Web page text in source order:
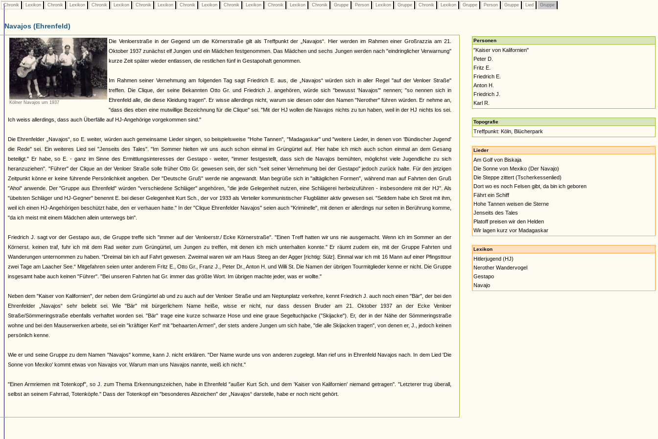
Chronik Lexikon Chronik Lexikon Chronik Lexikon Chronik Lexikon Chronik Lexikon Chronik Lexikon Chronik Lexikon Chronik Gruppe Person Lexikon Gruppe Chronik Lexikon Gruppe Person Gruppe Lied Gruppe
Navajos (Ehrenfeld)
Kölner Navajos um 1937
Die Venloerstraße in der Gegend um die Körnerstraße gilt als Treffpunkt der „Navajos“. Hier werden im Rahmen einer Großrazzia am 21.
Oktober 1937 zunächst elf Jungen und ein Mädchen festgenommen. Das Mädchen und sechs Jungen werden nach "eindringlicher Verwarnung"
kurze Zeit später wieder entlassen, die restlichen fünf in Gestapohaft genommen.
Im Rahmen seiner Vernehmung am folgenden Tag sagt Friedrich E. aus, die „Navajos“ würden sich in aller Regel "auf der Venloer Straße"
treffen. Die Clique, der seine Bekannten Otto Gr. und Friedrich J. angehören, würde sich "bewusst 'Navajos'" nennen; "so nennen sich in
Ehrenfeld alle, die diese Kleidung tragen". Er wisse allerdings nicht, warum sie diesen oder den Namen "Nerother" führen würden. Er nehme an,
"dass dies eben eine mutwillige Bezeichnung für die Clique" sei. "Mit der HJ wollen die Navajos nichts zu tun haben, weil in der HJ nichts los sei.
Ich weiss allerdings, dass auch Überfälle auf HJ-Angehörige vorgekommen sind."
Die Ehrenfelder „Navajos“, so E. weiter, würden auch gemeinsame Lieder singen, so beispielsweise "Hohe Tannen", "Madagaskar" und "weitere Lieder, in denen von 'Bündischer Jugend'
die Rede" sei. Ein weiteres Lied sei "Jenseits des Tales". "Im Sommer hielten wir uns auch schon einmal im Grüngürtel auf. Hier habe ich mich auch schon einmal an dem Gesang
beteiligt." Er habe, so E. - ganz im Sinne des Ermittlungsinteresses der Gestapo - weiter, "immer festgestellt, dass sich die Navajos bemühten, möglichst viele Jugendliche zu sich
heranzuziehen". "Führer" der Clique an der Venloer Straße solle früher Otto Gr. gewesen sein, der sich "seit seiner Vernehmung bei der Gestapo" jedoch zurück halte. Für den jetzigen
Zeitpunkt könne er keine führende Persönlichkeit angeben. Der "Deutsche Gruß" werde nie angewandt. Man begrüße sich in "alltäglichen Formen", während man auf Fahrten den Gruß
"Ahoi" anwende. Der "Gruppe aus Ehrenfeld" würden "verschiedene Schläger" angehören, "die jede Gelegenheit nutzen, eine Schlägerei herbeizuführen - insbesondere mit der HJ". Als
"übelsten Schläger und HJ-Gegner" benennt E. bei dieser Gelegenheit Kurt Sch., der vor 1933 als Verteiler kommunistischer Flugblätter aktiv gewesen sei. "Seitdem habe ich Streit mit ihm,
weil ich einen HJ-Angehörigen beschützt habe, den er verhauen hatte." In der "Clique Ehrenfelder Navajos" seien auch "Kriminelle", mit denen er allerdings nur selten in Berührung komme,
"da ich meist mit einem Mädchen allein unterwegs bin".
Friedrich J. sagt vor der Gestapo aus, die Gruppe treffe sich "immer auf der Venloerstr./ Ecke Körnerstraße". "Einen Treff hatten wir uns nie ausgemacht. Wenn ich im Sommer an der
Körnerst. keinen traf, fuhr ich mit dem Rad weiter zum Grüngürtel, um Jungen zu treffen, mit denen ich mich unterhalten konnte." Er räumt zudem ein, mit der Gruppe Fahrten und
Wanderungen unternommen zu haben. "Dreimal bin ich auf Fahrt gewesen. Zweimal waren wir am Haus Steeg an der Agger [richtig: Sülz]. Einmal war ich mit 16 Mann auf einer Pfingsttour
zwei Tage am Laacher See.“ Mitgefahren seien unter anderem Fritz E., Otto Gr., Franz J., Peter Dr., Anton H. und Willi St. Die Namen der übrigen Tourmitglieder kenne er nicht. Die Gruppe
insgesamt habe auch keinen "Führer". "Bei unseren Fahrten hat Gr. immer das größte Wort. Im übrigen machte jeder, was er wollte."
Neben dem "Kaiser von Kalifornien", der neben dem Grüngürtel ab und zu auch auf der Venloer Straße und am Neptunplatz verkehre, kennt Friedrich J. auch noch einen "Bär", der bei den
Ehrenfelder „Navajos“ sehr beliebt sei. Wie "Bär" mit bürgerlichem Name heiße, wisse er nicht, nur dass dessen Bruder am 21. Oktober 1937 an der Ecke Venloer
Straße/Sömmeringstraße ebenfalls verhaftet worden sei. "Bär" trage eine kurze schwarze Hose und eine graue Segeltuchjacke ("Skijacke"). Er, der in der Nähe der Sömmeringstraße
wohne und bei den Mauserwerken arbeite, sei ein "kräftiger Kerl" mit "behaarten Armen", der stets andere Jungen um sich habe, "die alle Skijacken tragen", von denen er, J., jedoch keinen
persönlich kenne.
Wie er und seine Gruppe zu dem Namen "Navajos" komme, kann J. nicht erklären. "Der Name wurde uns von anderen zugelegt. Man rief uns in Ehrenfeld Navajos nach. In dem Lied 'Die
Sonne von Mexiko' kommt etwas von Navajos vor. Warum man uns Navajos nannte, weiß ich nicht."
"Einen Armriemen mit Totenkopf", so J. zum Thema Erkennungszeichen, habe in Ehrenfeld "außer Kurt Sch. und dem 'Kaiser von Kalifornien' niemand getragen". "Letzterer trug überall,
selbst an seinem Fahrrad, Totenköpfe." Dass der Totenkopf ein "besonderes Abzeichen" der „Navajos“ darstelle, habe er noch nicht gehört.
Personen
"Kaiser von Kalifornien"
Peter D.
Fritz E.
Friedrich E.
Anton H.
Friedrich J.
Karl R.
Topografie
Treffpunkt: Köln, Blücherpark
Lieder
Am Golf von Biskaja
Die Sonne von Mexiko (Der Navajo)
Die Steppe zittert (Tscherkessenlied)
Dort wo es noch Felsen gibt, da bin ich geboren
Fährt ein Schiff
Hohe Tannen weisen die Sterne
Jenseits des Tales
Platoff preisen wir den Helden
Wir lagen kurz vor Madagaskar
Lexikon
Hitlerjugend (HJ)
Nerother Wandervogel
Gestapo
Navajo